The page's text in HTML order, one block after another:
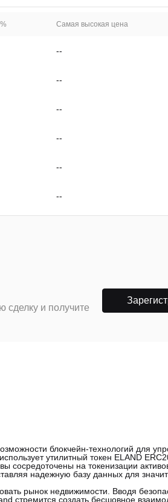
Самая высокая цена
--
--
--
--
--
--
сделку и получите
блокчейн-технологий для
утилитный токен ELAND
сосредоточены на токенизации
надежную базу данных для
рынок недвижимости. Вводя
стремится создать бесшовное